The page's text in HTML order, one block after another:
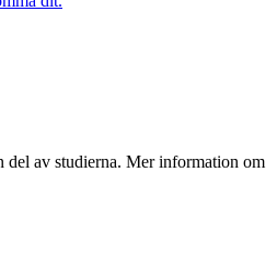
del av studierna. Mer information om